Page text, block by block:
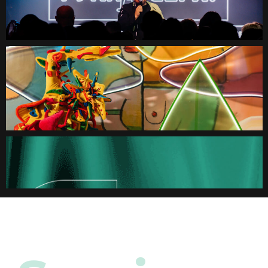
Подробнее Подробнее
03
Декор
мероприятия
Подробнее
Техническое
обеспечение
проекта
04
Подробнее
05
Заказ артистов
06
Создание